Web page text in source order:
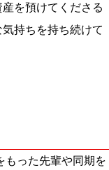
を預けてくださる
持ちを持ち続けて
もった先輩や同期を